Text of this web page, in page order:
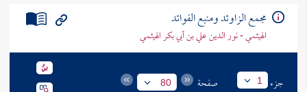
مجمع الزاوئد ومنبع الفوائد
الهيثمي - نور الدين علي بن أبي بكر الهيثمي
جزء 1 صفحة 80